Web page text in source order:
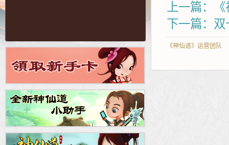
上一篇：
下一篇：
《神仙道》运营团队